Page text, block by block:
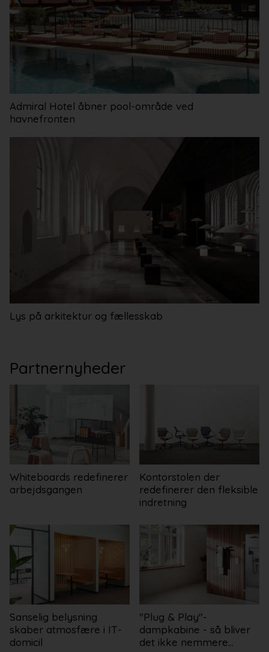
Admiral Hotel åbner pool-område ved
havnefronten
Lys på arkitektur og fællesskab
Partnernyheder
Whiteboards redefinerer
arbejdsgangen
Kontorstolen der
redefinerer den fleksible
indretning
Sanselig belysning
skaber atmosfære i IT-
domicil
"Plug & Play"-
dampkabine - så bliver
det ikke nemmere...